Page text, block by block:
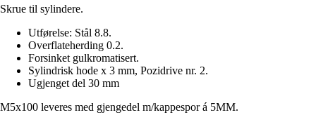
Skrue til sylindere.
Utførelse: Stål 8.8.
Overflateherding 0.2.
Forsinket gulkromatisert.
Sylindrisk hode x 3 mm, Pozidrive nr. 2.
Ugjenget del 30 mm
M5x100 leveres med gjengedel m/kappespor á 5MM.